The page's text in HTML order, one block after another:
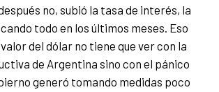
no, subió la tasa de interés, la
todo en los últimos meses. Eso
del dólar no tiene que ver con la
de Argentina sino con el pánico
generó tomando medidas poco